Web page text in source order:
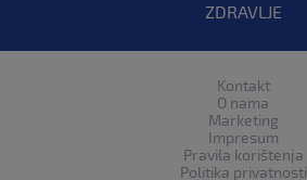
ZDRAVLJE
Kontakt
O nama
Marketing
Impresum
Pravila korištenja
Politika privatnosti